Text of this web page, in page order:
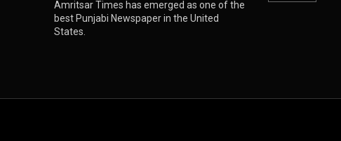
Amritsar Times has emerged as one of the
best Punjabi Newspaper in the United
States.